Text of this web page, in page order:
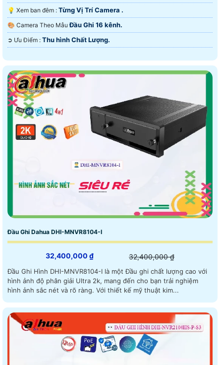
💡 Xem ban đêm : Từng Vị Trí Camera .
🎨 Camera Theo MẫuĐầu Ghi 16 kênh.
️➲ Ưu Điểm : Thu hình Chất Lượng.
Đầu Ghi Dahua DHI-MNVR8104-I
32,400,000 ₫ 32,400,000 ₫
Đầu Ghi Hình DHI-MNVR8104-I là một Đầu ghi chất lượng cao với
hình ảnh độ phân giải Ultra 2k, mang đến cho bạn trải nghiệm
hình ảnh sắc nét và rõ ràng. Với thiết kế mỹ thuật kim...